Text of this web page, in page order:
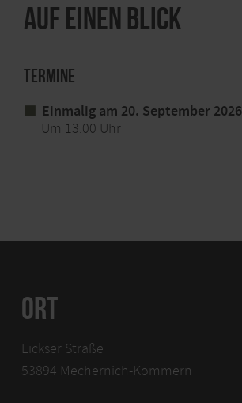
Auf einen Blick
Termine
Einmalig am 20. September 2026
Um 13:00 Uhr
ORT
Eickser Straße
53894 Mechernich-Kommern